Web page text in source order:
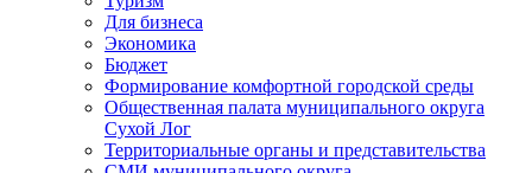
Для бизнеса
Экономика
Бюджет
Формирование комфортной городской среды
Общественная палата муниципального округа
Сухой Лог
Территориальные органы и представительства